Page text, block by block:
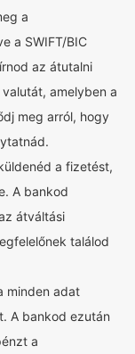
a
a SWIFT/BIC
az átutalni
amelyben a
meg arról, hogy
a fizetést,
A bankod
átváltási
találod
minden adat
A bankod ezután
a